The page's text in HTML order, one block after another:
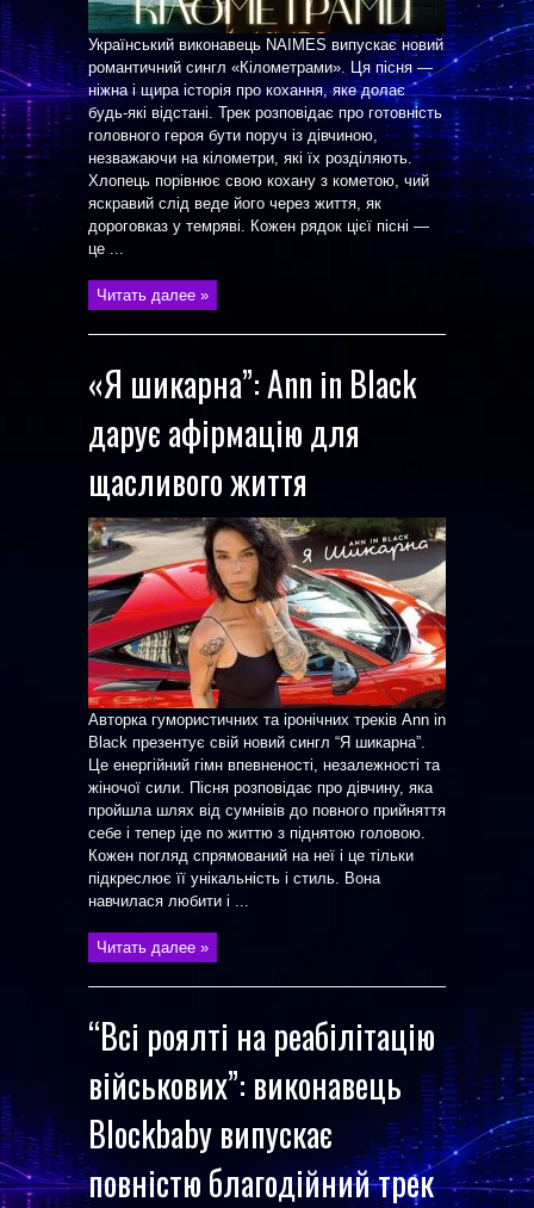
Український виконавець NAIMES випускає новий
романтичний сингл «Кілометрами». Ця пісня —
ніжна і щира історія про кохання, яке долає
будь-які відстані. Трек розповідає про готовність
головного героя бути поруч із дівчиною,
незважаючи на кілометри, які їх розділяють.
Хлопець порівнює свою кохану з кометою, чий
яскравий слід веде його через життя, як
дороговказ у темряві. Кожен рядок цієї пісні —
це ...
Читать далее »
«Я шикарна”: Ann in Black
дарує афірмацію для
щасливого життя
Авторка гумористичних та іронічних треків Ann in
Black презентує свій новий сингл “Я шикарна”.
Це енергійний гімн впевненості, незалежності та
жіночої сили. Пісня розповідає про дівчину, яка
пройшла шлях від сумнівів до повного прийняття
себе і тепер іде по життю з піднятою головою.
Кожен погляд спрямований на неї і це тільки
підкреслює її унікальність і стиль. Вона
навчилася любити і ...
Читать далее »
“Всі роялті на реабілітацію
військових”: виконавець
Blockbaby випускає
повністю благодійний трек